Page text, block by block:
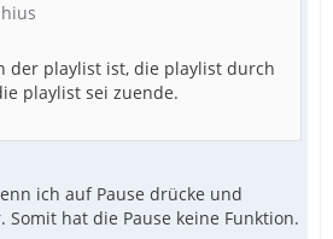
der playlist ist, die playlist durch
playlist sei zuende.
ich auf Pause drücke und
hat die Pause keine Funktion.